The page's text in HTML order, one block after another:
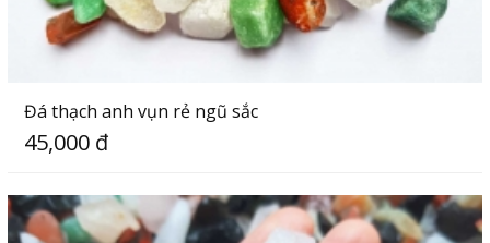
Đá thạch anh vụn rẻ ngũ sắc
45,000 đ